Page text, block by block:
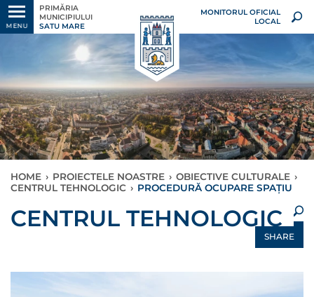
MENU
PRIMĂRIA
MUNICIPIULUI
SATU MARE
MONITORUL OFICIAL
LOCAL
HOME › PROIECTELE NOASTRE › OBIECTIVE CULTURALE ›
CENTRUL TEHNOLOGIC › PROCEDURĂ OCUPARE SPAȚIU
×
CENTRUL TEHNOLOGIC
SHARE